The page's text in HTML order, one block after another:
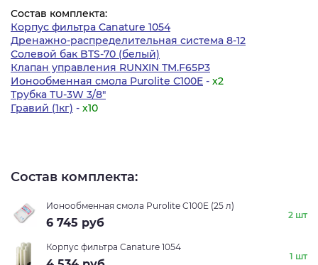
Состав комплекта:
Корпус фильтра Canature 1054
Дренажно-распределительная система 8-12
Солевой бак BTS-70 (белый)
Клапан управления RUNXIN TM.F65P3
Ионообменная смола Purolite C100E - х2
Трубка TU-3W 3/8"
Гравий (1кг) - х10
Состав комплекта:
Ионообменная смола Purolite C100E (25 л)
6 745 руб
2 шт
Корпус фильтра Canature 1054
1 шт